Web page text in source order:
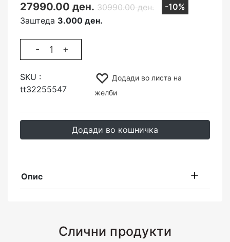
27990.00 ден. 30990.00 ден.
-10%
Заштеда 3.000 ден.
- +
SKU :
tt32255547
Додади во листа на
желби
Додади во кошничка
Опис
Слични продукти